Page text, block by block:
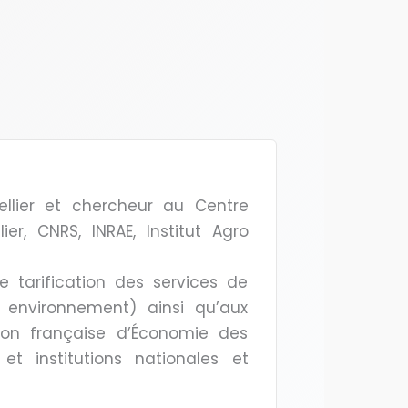
et chercheur au Centre
CNRS, INRAE, Institut Agro
tarification des services de
ainsi qu’aux
française d’Économie des
et institutions nationales et